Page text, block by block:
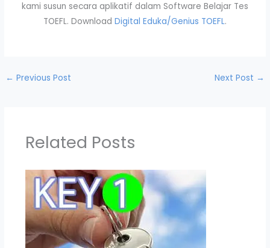
kami susun secara aplikatif dalam Software Belajar Tes
TOEFL. Download Digital Eduka/Genius TOEFL.
← Previous Post Next Post →
Related Posts